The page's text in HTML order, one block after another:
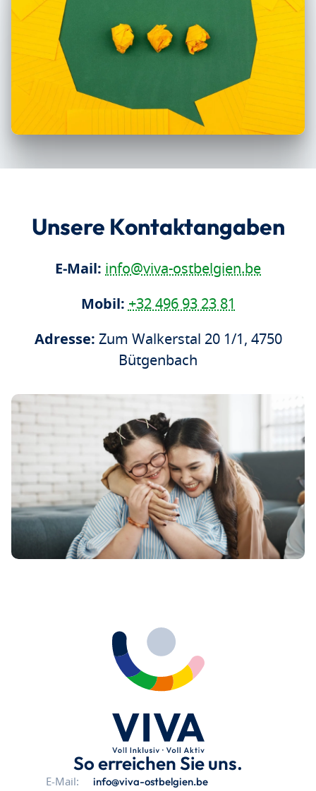
Unsere Kontaktangaben
E-Mail: info@viva-ostbelgien.be
Mobil: +32 496 93 23 81
Adresse: Zum Walkerstal 20 1/1, 4750
Bütgenbach
So erreichen Sie uns.
E-Mail: info@viva-ostbelgien.be